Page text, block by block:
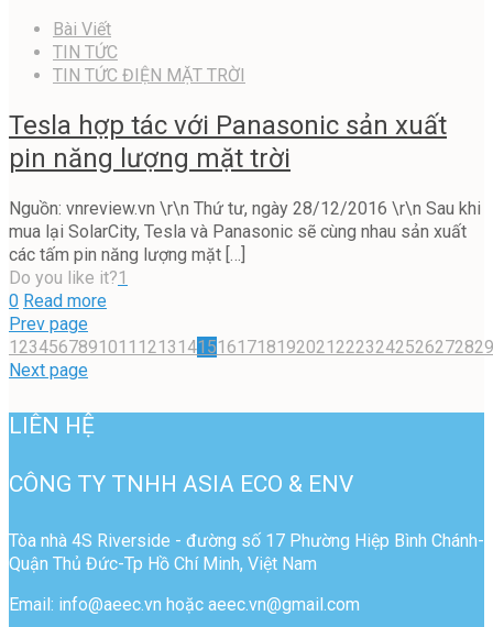
Bài Viết
TIN TỨC
TIN TỨC ĐIỆN MẶT TRỜI
Tesla hợp tác với Panasonic sản xuất
pin năng lượng mặt trời
Nguồn: vnreview.vn \r\n Thứ tư, ngày 28/12/2016 \r\n Sau khi
mua lại SolarCity, Tesla và Panasonic sẽ cùng nhau sản xuất
các tấm pin năng lượng mặt […]
Do you like it?1
0 Read more
Prev page
1 234567891011 12131415161718192021 2223242526272829
Next page
LIÊN HỆ
CÔNG TY TNHH ASIA ECO & ENV
Tòa nhà 4S Riverside - đường số 17 Phường Hiệp Bình Chánh-
Quận Thủ Đức-Tp Hồ Chí Minh, Việt Nam
Email: info@aeec.vn hoặc aeec.vn@gmail.com